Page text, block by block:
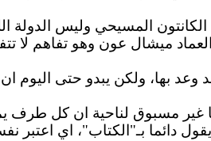
المسيحي وليس الدولة
ميشال عون وهو تفاهم لا
بها، ولكن يبدو حتى اليوم
غير مسبوق لناحية ان كل طرف
دائما بـ"الكتاب"، اي اعتبر